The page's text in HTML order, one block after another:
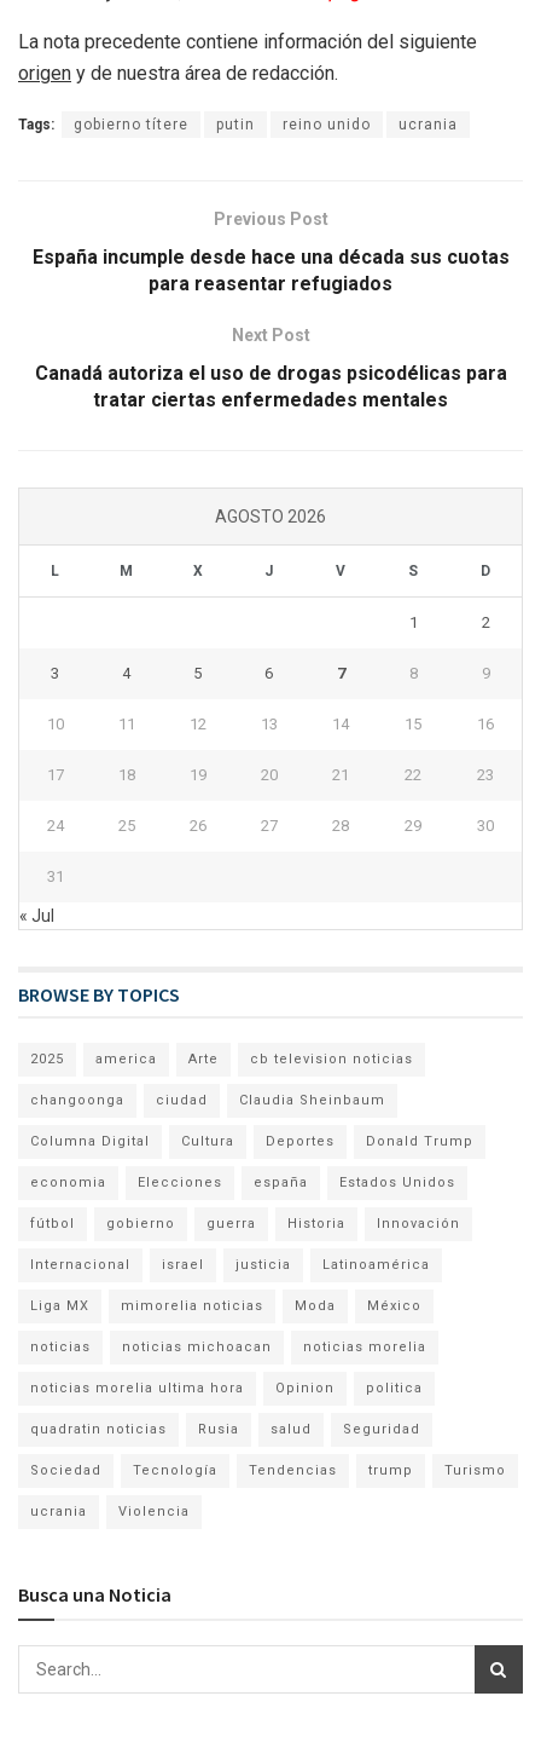
La nota precedente contiene información del siguiente
origen y de nuestra área de redacción.
Tags: gobierno títere putin reino unido ucrania
Previous Post
España incumple desde hace una década sus cuotas
para reasentar refugiados
Next Post
Canadá autoriza el uso de drogas psicodélicas para
tratar ciertas enfermedades mentales
AGOSTO 2026
L M X J V S D
1 2
3 4 5 6 7 8 9
10 11 12 13 14 15 16
17 18 19 20 21 22 23
24 25 26 27 28 29 30
31
« Jul
BROWSE BY TOPICS
2025 america Arte cb television noticias
changoonga ciudad Claudia Sheinbaum
Columna Digital Cultura Deportes Donald Trump
economia Elecciones españa Estados Unidos
fútbol gobierno guerra Historia Innovación
Internacional israel justicia Latinoamérica
Liga MX mimorelia noticias Moda México
noticias noticias michoacan noticias morelia
noticias morelia ultima hora Opinion politica
quadratin noticias Rusia salud Seguridad
Sociedad Tecnología Tendencias trump Turismo
ucrania Violencia
Busca una Noticia